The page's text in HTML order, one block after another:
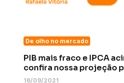
De olho no mercado
PIB mais fraco e IPCA
confira nossa projeção
16/09/2021